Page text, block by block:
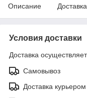
Описание Доставка
Условия доставки
Доставка
Самовывоз
Доставка курьером